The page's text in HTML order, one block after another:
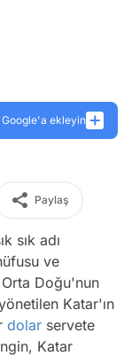
Google'a ekleyin
Paylaş
sık adı
ve
Doğu'nun
Katar'ın
dolar servete
Katar